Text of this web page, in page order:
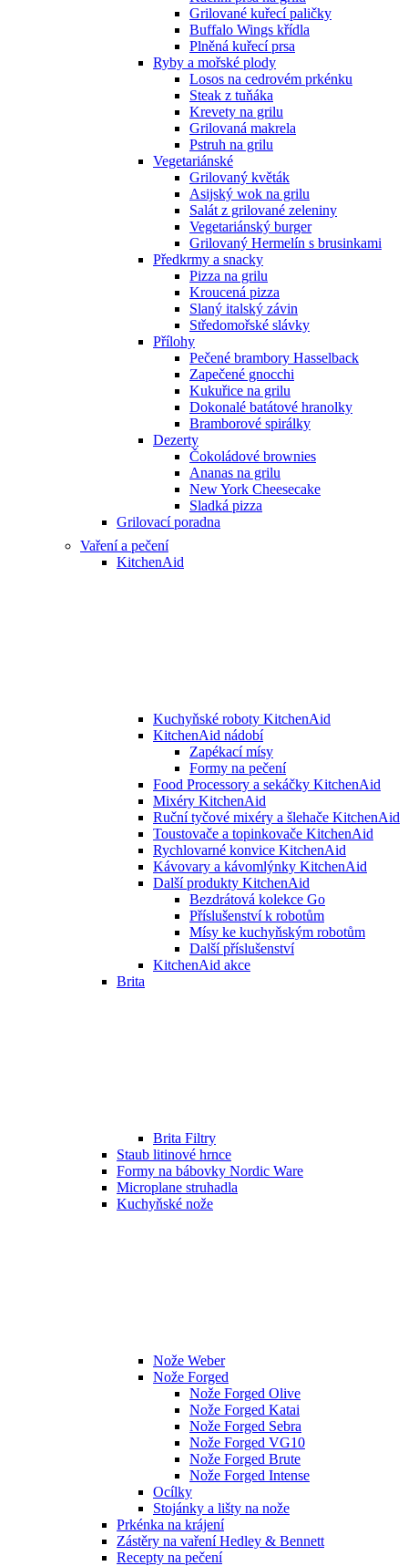
Grilované kuřecí paličky
Buffalo Wings křídla
Plněná kuřecí prsa
Ryby a mořské plody
Losos na cedrovém prkénku
Steak z tuňáka
Krevety na grilu
Grilovaná makrela
Pstruh na grilu
Vegetariánské
Grilovaný květák
Asijský wok na grilu
Salát z grilované zeleniny
Vegetariánský burger
Grilovaný Hermelín s brusinkami
Předkrmy a snacky
Pizza na grilu
Kroucená pizza
Slaný italský závin
Středomořské slávky
Přílohy
Pečené brambory Hasselback
Zapečené gnocchi
Kukuřice na grilu
Dokonalé batátové hranolky
Bramborové spirálky
Dezerty
Čokoládové brownies
Ananas na grilu
New York Cheesecake
Sladká pizza
Grilovací poradna
Vaření a pečení
KitchenAid
Kuchyňské roboty KitchenAid
KitchenAid nádobí
Zapékací mísy
Formy na pečení
Food Processory a sekáčky KitchenAid
Mixéry KitchenAid
Ruční tyčové mixéry a šlehače KitchenAid
Toustovače a topinkovače KitchenAid
Rychlovarné konvice KitchenAid
Kávovary a kávomlýnky KitchenAid
Další produkty KitchenAid
Bezdrátová kolekce Go
Příslušenství k robotům
Mísy ke kuchyňským robotům
Další příslušenství
KitchenAid akce
Brita
Brita Filtry
Staub litinové hrnce
Formy na bábovky Nordic Ware
Microplane struhadla
Kuchyňské nože
Nože Weber
Nože Forged
Nože Forged Olive
Nože Forged Katai
Nože Forged Sebra
Nože Forged VG10
Nože Forged Brute
Nože Forged Intense
Ocílky
Stojánky a lišty na nože
Prkénka na krájení
Zástěry na vaření Hedley & Bennett
Recepty na pečení